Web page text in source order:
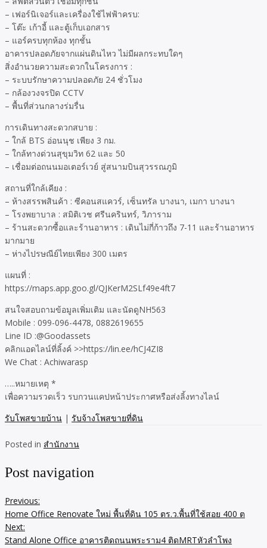
– เฟอร์นิเจอร์และเครื่องใช้ไฟฟ้าครบ:
– โต๊ะ เก้าอี้ และตู้เก็บเอกสาร
– แอร์ครบทุกห้อง ทุกชั้น
อาคารปลอดภัยจากแผ่นดินไหว ไม่มีผลกระทบใดๆ
สิ่งอำนวยความสะดวกในโครงการ :
– ระบบรักษาความปลอดภัย 24 ชั่วโมง
– กล้องวงจรปิด CCTV
– พื้นที่ส่วนกลางร่มรื่น
การเดินทางสะดวกสบาย :
– ใกล้ BTS อ่อนนุช เพียง 3 กม.
– ใกล้ทางด่วนสุขุมวิท 62 และ 50
– เชื่อมต่อถนนมอเตอร์เวย์ สู่สนามบินสุวรรณภูมิ
สถานที่ใกล้เคียง :
– ห้างสรรพสินค้า : ซีคอนสแควร์, เซ็นทรัล บางนา, เมกา บางนา
– โรงพยาบาล : สมิติเวช ศรีนครินทร์, วิภาราม
– ร้านสะดวกซื้อและร้านอาหาร : เดินไม่กี่ก้าวถึง 7-11 และร้านอาหาร
มากมาย
– ห่างไปรษณีย์ไทยเพียง 300 เมตร
แผนที่ :
https://maps.app.goo.gl/QJKerM2SLf49e4ft7
สนใจสอบถามข้อมูลเพิ่มเติม และนัดดูNH563
Mobile : 099-096-4478, 0882619655
Line ID :@Goodassets
คลิกแอดไลน์ที่ลิ้งค์ >>https://lin.ee/hCJ4ZI8
We Chat : Achiwarasp
…..หมายเหตุ *
เพื่อความรวดเร็ว รบกวนแคปหน้าประกาศหรือส่งลิ้งทางไลน์
รับโพสขายบ้าน | รับจ้างโพสขายที่ดิน
Posted in สำนักงาน
Post navigation
Previous:
Home Office Renovate ใหม่ พื้นที่ดิน 105 ตร.ว.พื้นที่ใช้สอย 400 ต
Next:
Stand Alone Office อาคารติดถนนพระราม4 ติดMRTหัวลำโพง